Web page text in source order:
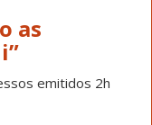
as
emitidos 2h